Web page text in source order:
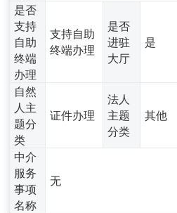
是否
支持
自助
终端
办理
支持自助
终端办理
是否
进驻
大厅
是
自然
人主
题分
类
证件办理
法人
主题
分类
其他
中介
服务
事项
名称
无